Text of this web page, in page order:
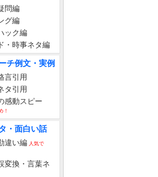
問編
グ編
ック編
・時事ネタ編
チ例文・実例
言引用
タ引用
感動スピー
！
・面白い話
違い編 人気で
変換・言葉ネ